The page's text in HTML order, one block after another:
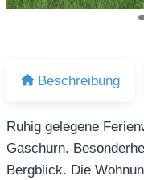
Beschreibung
Ruhig gelegene
Gaschurn.
Bergblick. Die